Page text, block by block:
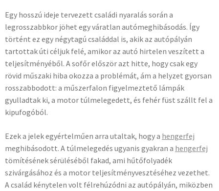
Egy hosszú ideje tervezett családi nyaralás során a
legrosszabbkor jöhet egy váratlan autómeghibásodás. Így
történt ez egy négytagú családdal is, akik az autópályán
tartottak úti céljuk felé, amikor az autó hirtelen veszített a
teljesítményéből. A sofőr először azt hitte, hogy csak egy
rövid műszaki hiba okozza a problémát, ám a helyzet gyorsan
rosszabbodott: a műszerfalon figyelmeztető lámpák
gyulladtak ki, a motor túlmelegedett, és fehér füst szállt fel a
kipufogóból.
Ezek a jelek egyértelműen arra utaltak, hogy a hengerfej
meghibásodott. A túlmelegedés ugyanis gyakran a hengerfej
tömítésének sérüléséből fakad, ami hűtőfolyadék
szivárgásához és a motor teljesítményvesztéséhez vezethet.
A család kénytelen volt félrehúzódni az autópályán, miközben